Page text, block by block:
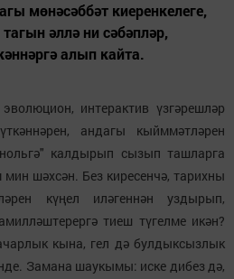
мөнәсәббәт киеренкелеге,
әллә ни сәбәпләр,
алып кайта.
интерактив үзгәрешләр
андагы кыйммәтләрен
калдырып сызып ташларга
шәхсән. Без киресенчә, тарихны
күңел иләгеннән уздырып,
тиеш түгелме икән?
кына, гел дә булдыксызлык
Замана шаукымы: иске дибез дә,